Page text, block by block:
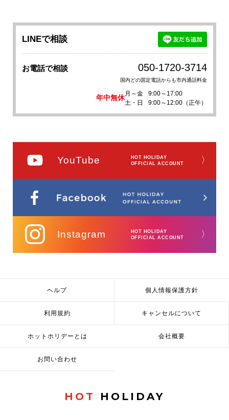
LINEで相談
お電話で相談 050-1720-3714
国内どの固定電話からも市内通話料金
年中無休
月～金
9:00～17:00
土・日
9:00～12:00（正午）
YouTube
HOT HOLIDAY
OFFICIAL ACCOUNT
〉
Instagram
HOT HOLIDAY
OFFICIAL ACCOUNT
〉
ヘルプ 個人情報保護方針
利用規約 キャンセルについて
ホットホリデーとは 会社概要
お問い合わせ
HOT HOLIDAY